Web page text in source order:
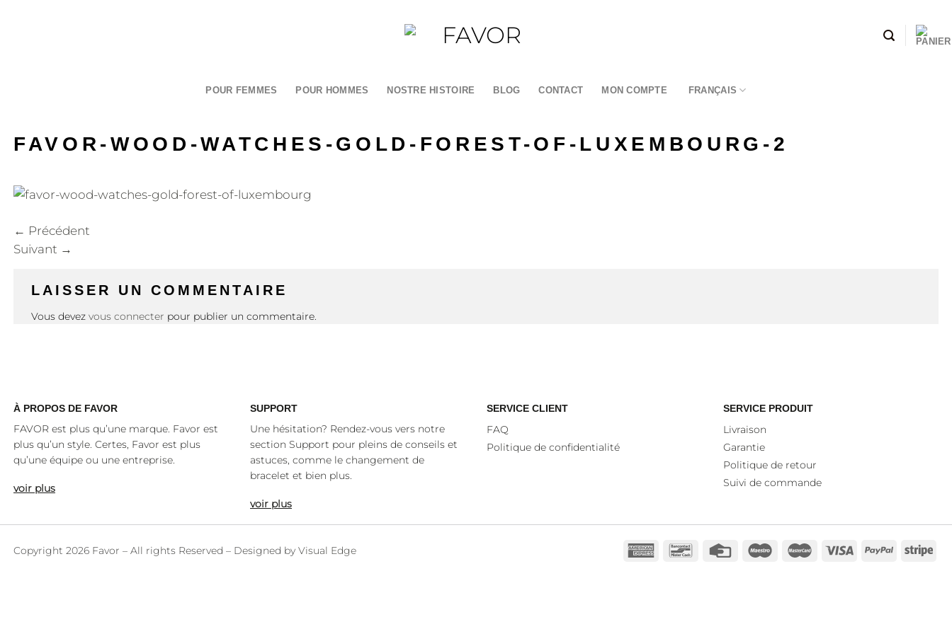
POUR FEMMES POUR HOMMES NOSTRE HISTOIRE BLOG CONTACT MON COMPTE FRANÇAIS
FAVOR-WOOD-WATCHES-GOLD-FOREST-OF-LUXEMBOURG-2
← Précédent
Suivant →
LAISSER UN COMMENTAIRE
Vous devez vous connecter pour publier un commentaire.
À PROPOS DE FAVOR
FAVOR est plus qu’une marque. Favor est
plus qu’un style. Certes, Favor est plus
qu’une équipe ou une entreprise.
voir plus
SUPPORT
Une hésitation? Rendez-vous vers notre
section Support pour pleins de conseils et
astuces, comme le changement de
bracelet et bien plus.
voir plus
SERVICE CLIENT
FAQ
Politique de confidentialité
SERVICE PRODUIT
Livraison
Garantie
Politique de retour
Suivi de commande
Copyright 2026 Favor – All rights Reserved – Designed by Visual Edge